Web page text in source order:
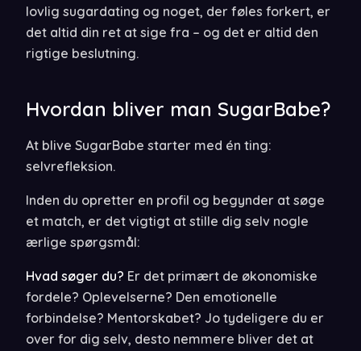
lovlig sugardating og noget, der føles forkert, er
det altid din ret at sige fra – og det er altid den
rigtige beslutning.
Hvordan bliver man SugarBabe?
At blive SugarBabe starter med én ting:
selvrefleksion.
Inden du opretter en profil og begynder at søge
et match, er det vigtigt at stille dig selv nogle
ærlige spørgsmål:
Hvad søger du? Er det primært de økonomiske
fordele? Oplevelserne? Den emotionelle
forbindelse? Mentorskabet? Jo tydeligere du er
over for dig selv, desto nemmere bliver det at